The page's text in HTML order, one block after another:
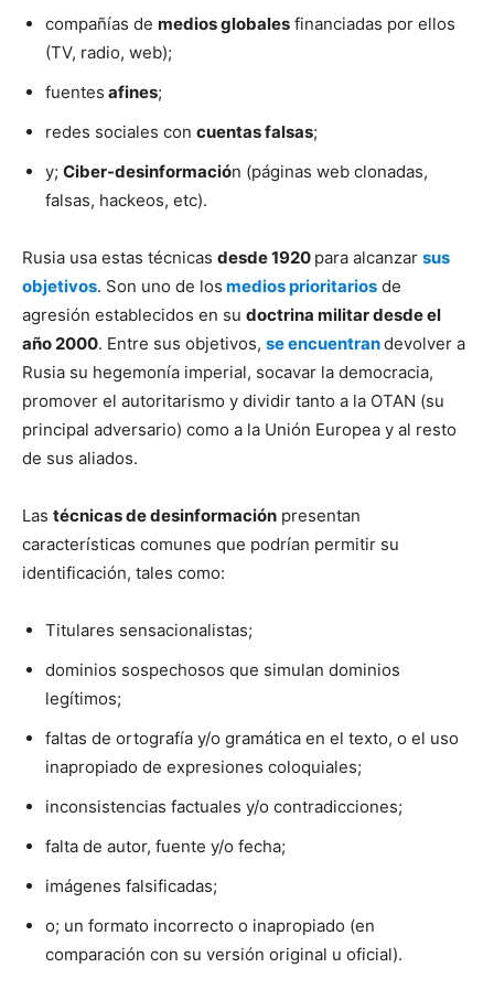
compañías de medios globales financiadas por ellos
(TV, radio, web);
fuentes afines;
redes sociales con cuentas falsas;
y; Ciber-desinformación (páginas web clonadas,
falsas, hackeos, etc).
Rusia usa estas técnicas desde 1920 para alcanzar sus
objetivos. Son uno de los medios prioritarios de
agresión establecidos en su doctrina militar desde el
año 2000. Entre sus objetivos, se encuentrandevolver a
Rusia su hegemonía imperial, socavar la democracia,
promover el autoritarismo y dividir tanto a la OTAN (su
principal adversario) como a la Unión Europea y al resto
de sus aliados.
Las técnicas de desinformación presentan
características comunes que podrían permitir su
identificación, tales como:
Titulares sensacionalistas;
dominios sospechosos que simulan dominios
legítimos;
faltas de ortografía y/o gramática en el texto, o el uso
inapropiado de expresiones coloquiales;
inconsistencias factuales y/o contradicciones;
falta de autor, fuente y/o fecha;
imágenes falsificadas;
o; un formato incorrecto o inapropiado (en
comparación con su versión original u oficial).